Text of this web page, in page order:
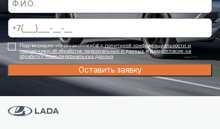
Подтверждаю что ознакомлен(а) сполитикой конфиденциальности и
положением об обработке персональных и данныхи даюсогласие на
обработку моих персональных данных
Оставить заявку